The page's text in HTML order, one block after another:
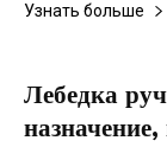
Узнать больше
Лебедка
09.01.2021